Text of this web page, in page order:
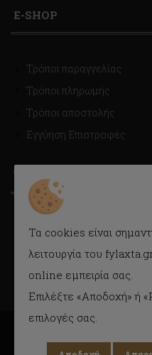
E-SHOP
Τρόποι παραγγελίας
Τρόποι πληρωμής
Τρόποι αποστολής
Εγγύηση Επιστροφές
ΤΡΟΠΟΙ ΑΠΟΣΤΟΛΗΣ
Με Courier εύκολα και
Δυνατότητα παραλαβής και
Τα cookies είναι
λειτουργία του
online εμπειρία σας.
Επιλέξτε «Αποδοχή» ή
επιλογές σας.